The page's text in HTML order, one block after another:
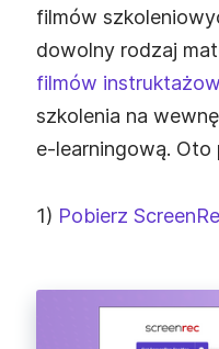
filmów
dowolny rodzaj
filmów
szkolenia na
e‑learningową.
1) Pobierz